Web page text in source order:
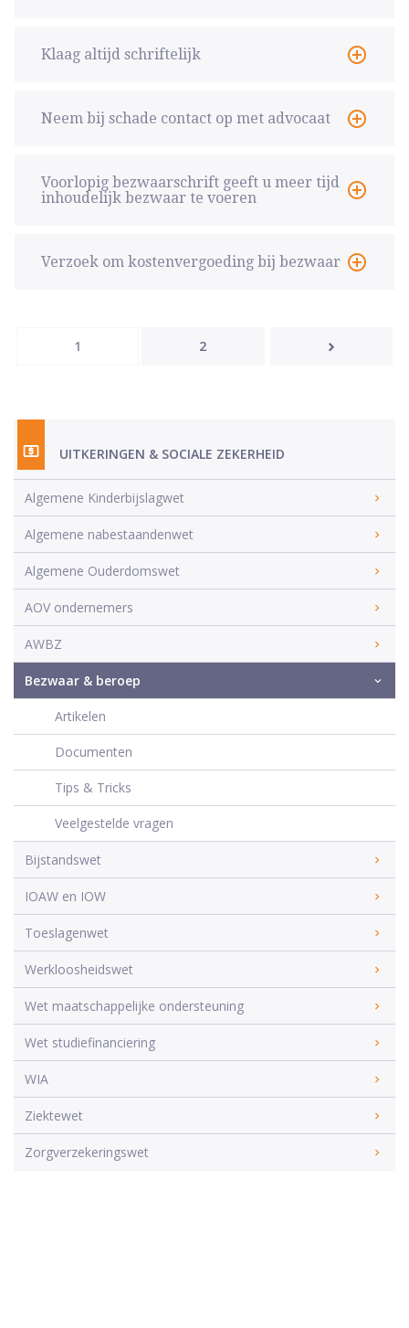
Klaag altijd schriftelijk
Neem bij schade contact op met advocaat
Voorlopig bezwaarschrift geeft u meer tijd
inhoudelijk bezwaar te voeren
Verzoek om kostenvergoeding bij bezwaar
1 2
UITKERINGEN & SOCIALE ZEKERHEID
Algemene Kinderbijslagwet
Algemene nabestaandenwet
Algemene Ouderdomswet
AOV ondernemers
AWBZ
Bezwaar & beroep
Artikelen
Documenten
Tips & Tricks
Veelgestelde vragen
Bijstandswet
IOAW en IOW
Toeslagenwet
Werkloosheidswet
Wet maatschappelijke ondersteuning
Wet studiefinanciering
WIA
Ziektewet
Zorgverzekeringswet